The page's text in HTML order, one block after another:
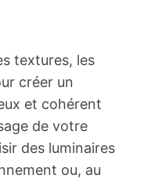
textures, les
créer un
et cohérent
de votre
des luminaires
ou, au